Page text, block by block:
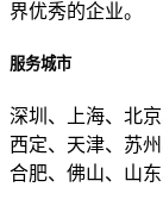
界优秀的企业。
服务城市
深圳、上海、北
西定、天津、苏
合肥、佛山、山